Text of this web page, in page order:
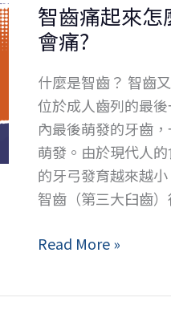
建
議
智齒痛起來
會痛?
什麼是智齒？ 智齒
位於成人齒列的最
內最後萌發的牙齒
萌發。由於現代人
的牙弓發育越來越
智齒（第三大臼齒
智
Read More »